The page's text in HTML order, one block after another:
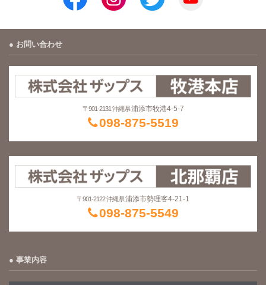
お問い合わせ
〒901-2131 沖縄県 浦添市牧港4-5-7
098-875-5519
〒901-2122 沖縄県浦添市勢理客4-21-1
098-875-5549
事業内容